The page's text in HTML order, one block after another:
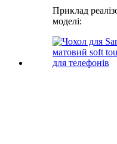
Приклад
моделі: